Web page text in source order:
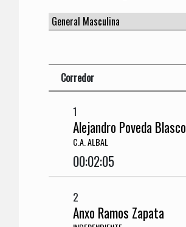
Corredor
1
Alejandro Poveda Blasco
C.A. ALBAL
00:02:05
2
Anxo Ramos Zapata